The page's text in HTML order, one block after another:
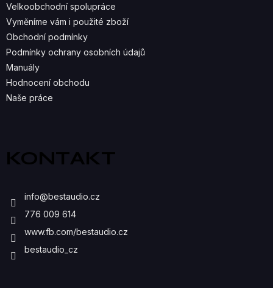
Velkoobchodní spolupráce
Vyměníme vám i použité zboží
Obchodní podmínky
Podmínky ochrany osobních údajů
Manuály
Hodnocení obchodu
Naše práce
KONTAKT
info@bestaudio.cz
776 009 614
www.fb.com/bestaudio.cz
bestaudio_cz